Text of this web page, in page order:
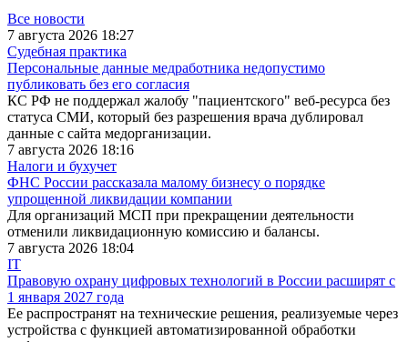
Все новости
7 августа 2026 18:27
Судебная практика
Персональные данные медработника недопустимо
публиковать без его согласия
КС РФ не поддержал жалобу "пациентского" веб-ресурса без
статуса СМИ, который без разрешения врача дублировал
данные с сайта медорганизации.
7 августа 2026 18:16
Налоги и бухучет
ФНС России рассказала малому бизнесу о порядке
упрощенной ликвидации компании
Для организаций МСП при прекращении деятельности
отменили ликвидационную комиссию и балансы.
7 августа 2026 18:04
IT
Правовую охрану цифровых технологий в России расширят с
1 января 2027 года
Ее распространят на технические решения, реализуемые через
устройства с функцией автоматизированной обработки